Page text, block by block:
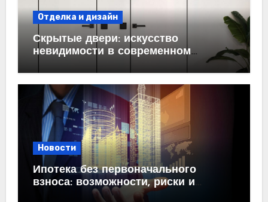
Отделка и дизайн
Скрытые двери: искусство
невидимости в современном
Новости
Ипотека без первоначального
взноса: возможности, риски и
практические рекомендации<